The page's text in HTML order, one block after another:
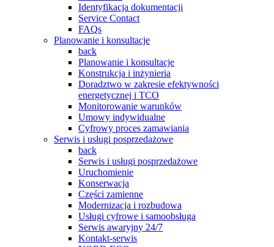
Identyfikacja dokumentacji
Service Contact
FAQs
Planowanie i konsultacje
back
Planowanie i konsultacje
Konstrukcja i inżynieria
Doradztwo w zakresie efektywności
energetycznej i TCO
Monitorowanie warunków
Umowy indywidualne
Cyfrowy proces zamawiania
Serwis i usługi posprzedażowe
back
Serwis i usługi posprzedażowe
Uruchomienie
Konserwacja
Części zamienne
Modernizacja i rozbudowa
Usługi cyfrowe i samoobsługa
Serwis awaryjny 24/7
Kontakt-serwis